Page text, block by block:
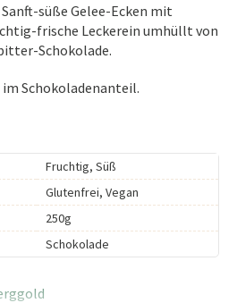
süße Gelee-Ecken mit
frische Leckerein umhüllt von
Schokolade.
Schokoladenanteil.
Fruchtig, Süß
Glutenfrei, Vegan
250g
Schokolade